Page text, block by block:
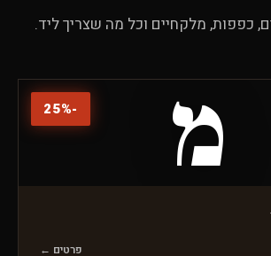
כפפות, מלקחיים וכל מה שצריך ליד.
-
25% מ
פרטים ←